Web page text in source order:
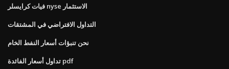
فيات كرايسلر nyse الاستثمار
التداول الافتراضي في المشتقات
نحن تنبؤات أسعار النفط الخام
تداول أسعار الفائدة pdf